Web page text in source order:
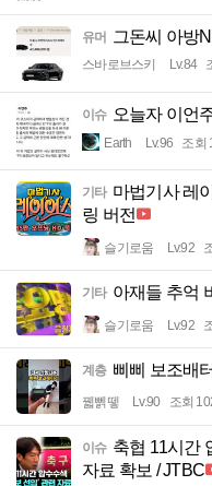
유머 그돈씨 아방
스바로브스키 Lv.84
이슈 오늘자 이언
Earth Lv.96 조회
기타 마법기사 레
링 버전
슬기로움 Lv.92
기타 아재들 추억
슬기로움 Lv.92
계층 삐삐 보조배
꿻뻵뗗 Lv.90 조회
이슈 축협 11시간
자료 확보 / JTBC